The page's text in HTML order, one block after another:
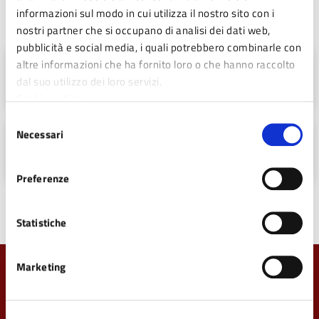
informazioni sul modo in cui utilizza il nostro sito con i
nostri partner che si occupano di analisi dei dati web,
pubblicità e social media, i quali potrebbero combinarle con
altre informazioni che ha fornito loro o che hanno raccolto
dal suo utilizzo dei loro servizi.
delNecessari
Preferenze
Statistiche
Marketing
Allegati
AVVISO DI TRATTAMENTO ADULTICIDA IN
AREA PRIVATA (PDF - 65 KB)
Comunicazione di disinfestazione
Quanto sono chiare le informazioni su questa
pagina?